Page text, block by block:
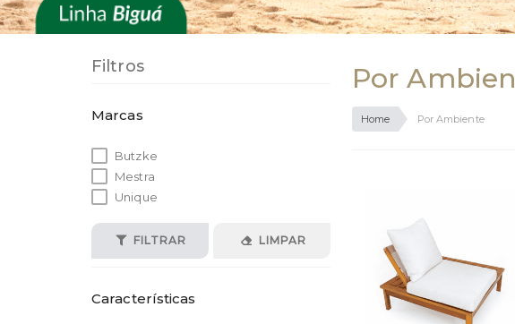
Filtros
Marcas
Butzke
Mestra
Unique
FILTRAR LIMPAR
Características
Por
Home Por Ambiente